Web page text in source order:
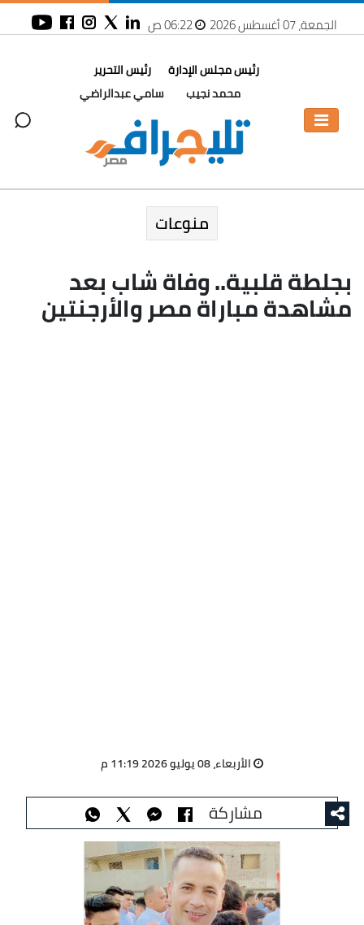
الجمعة، 07 أغسطس 2026 06:22 ص
رئيس مجلس الإدارة
محمد نجيب
رئيس التحرير
سامي عبدالراضي
منوعات
بجلطة قلبية.. وفاة شاب بعد
مشاهدة مباراة مصر والأرجنتين
الأربعاء، 08 يوليو 2026 11:19 م
مشاركة